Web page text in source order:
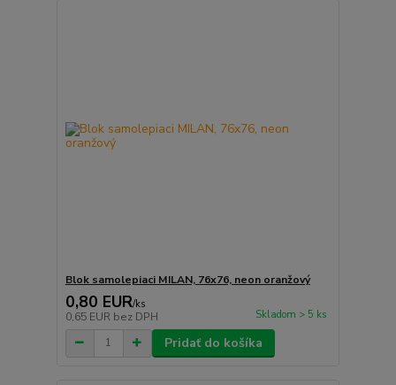
Blok samolepiaci MILAN, 76x76, neon oranžový
0,80 EUR/ks
0,65 EUR bez DPH Skladom > 5 ks
Pridať do košíka